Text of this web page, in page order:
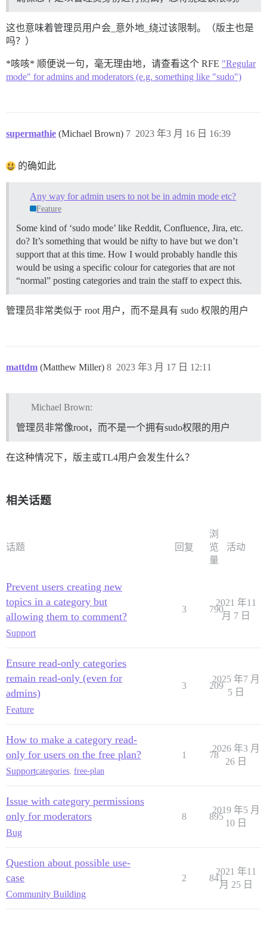
这也意味着管理员用户会_意外地_绕过该限制。（版主也是
吗？）
*咳咳* 顺便说一句，毫无理由地，请查看这个 RFE "Regular
mode" for admins and moderators (e.g. something like "sudo")
supermathie (Michael Brown) 2023 年3 月 16 日 16:39
7
的确如此
Any way for admin users to not be in admin mode etc?
Feature
Some kind of ‘sudo mode’ like Reddit, Confluence, Jira, etc.
do? It’s something that would be nifty to have but we don’t
support that at this time. How I would probably handle this
would be using a specific colour for categories that are not
“normal” posting categories and train the staff to expect this.
管理员非常类似于 root 用户，而不是具有 sudo 权限的用户
mattdm (Matthew Miller) 2023 年3 月 17 日 12:11
8
Michael Brown:
管理员非常像root，而不是一个拥有sudo权限的用户
在这种情况下，版主或TL4用户会发生什么？
相关话题
话题 回复
浏
览
量
活动
Prevent users creating new
topics in a category but
allowing them to comment?
Support
3 790
2021 年11
月 7 日
Ensure read-only categories
remain read-only (even for
admins)
Feature
3 209
2025 年7 月
5 日
How to make a category read-
only for users on the free plan?
Supportcategories, free-plan
1 78
2026 年3 月
26 日
Issue with category permissions
only for moderators
Bug
8 895
2019 年5 月
10 日
Question about possible use-
case
Community Building
2 841
2021 年11
月 25 日